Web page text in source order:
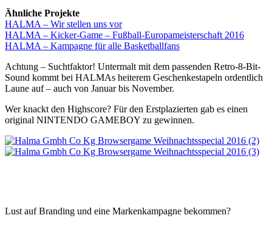
Ähnliche Projekte
HALMA – Wir stellen uns vor
HALMA – Kicker-Game – Fußball-Europameisterschaft 2016
HALMA – Kampagne für alle Basketballfans
Achtung – Suchtfaktor! Untermalt mit dem passenden Retro-8-Bit-
Sound kommt bei HALMAs heiterem Geschenkestapeln ordentlich
Laune auf – auch von Januar bis November.
Wer knackt den Highscore? Für den Erstplazierten gab es einen
original NINTENDO GAMEBOY zu gewinnen.
Lust auf Branding und eine Markenkampagne bekommen?